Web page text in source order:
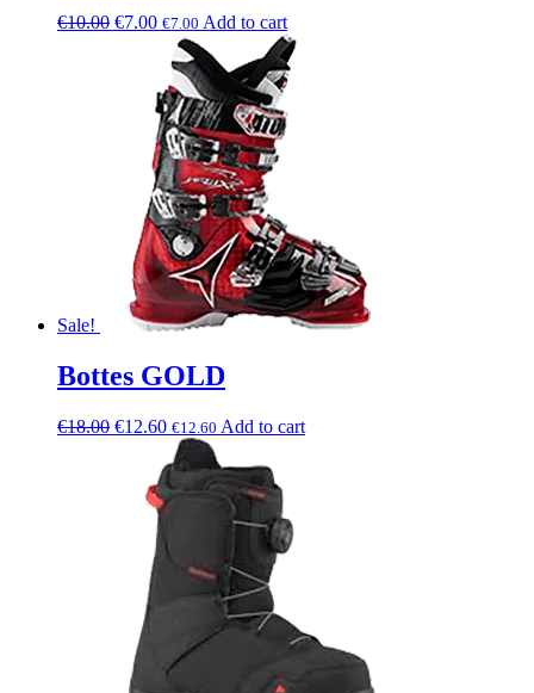
€10.00 €7.00 €7.00 Add to cart
Sale!
Bottes GOLD
€18.00 €12.60 €12.60 Add to cart